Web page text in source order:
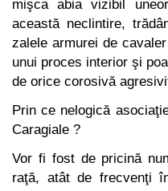
mişca abia vizibil
această neclintire,
zalele armurei de
unui proces interior şi
de orice corosivă
Prin ce nelogică
Caragiale ?
Vor fi fost de pricină
raţă, atât de frecvenţi